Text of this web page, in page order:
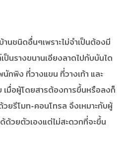
นชนิดอื่นๆเพราะไม่จำเป็นต้องมี
นรางขนานเอียงลาดไปกับบันได
กพิง ที่วางแขน ที่วางเท้า และ
มื่อผู้โดยสารต้องการขึ้นหรือลงก็
ยรีโมท-คอนโทรล จึงเหมาะกับผู้
ด้วยตัวเองแต่ไม่สะดวกที่จะขึ้น